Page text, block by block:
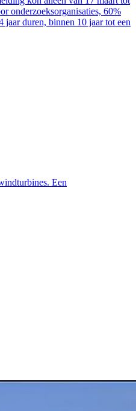
onderzoeksorganisaties, 60%
duren, binnen 10 jaar tot een
Een